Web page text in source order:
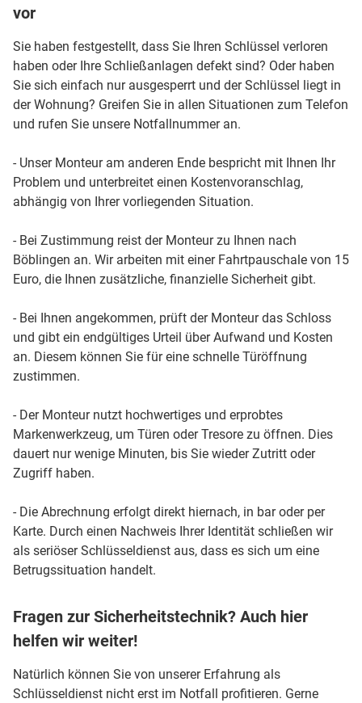
vor
Sie haben festgestellt, dass Sie Ihren Schlüssel verloren
haben oder Ihre Schließanlagen defekt sind? Oder haben
Sie sich einfach nur ausgesperrt und der Schlüssel liegt in
der Wohnung? Greifen Sie in allen Situationen zum Telefon
und rufen Sie unsere Notfallnummer an.
- Unser Monteur am anderen Ende bespricht mit Ihnen Ihr
Problem und unterbreitet einen Kostenvoranschlag,
abhängig von Ihrer vorliegenden Situation.
- Bei Zustimmung reist der Monteur zu Ihnen nach
Böblingen an. Wir arbeiten mit einer Fahrtpauschale von 15
Euro, die Ihnen zusätzliche, finanzielle Sicherheit gibt.
- Bei Ihnen angekommen, prüft der Monteur das Schloss
und gibt ein endgültiges Urteil über Aufwand und Kosten
an. Diesem können Sie für eine schnelle Türöffnung
zustimmen.
- Der Monteur nutzt hochwertiges und erprobtes
Markenwerkzeug, um Türen oder Tresore zu öffnen. Dies
dauert nur wenige Minuten, bis Sie wieder Zutritt oder
Zugriff haben.
- Die Abrechnung erfolgt direkt hiernach, in bar oder per
Karte. Durch einen Nachweis Ihrer Identität schließen wir
als seriöser Schlüsseldienst aus, dass es sich um eine
Betrugssituation handelt.
Fragen zur Sicherheitstechnik? Auch hier
helfen wir weiter!
Natürlich können Sie von unserer Erfahrung als
Schlüsseldienst nicht erst im Notfall profitieren. Gerne